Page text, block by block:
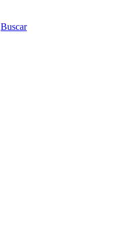
Buscar